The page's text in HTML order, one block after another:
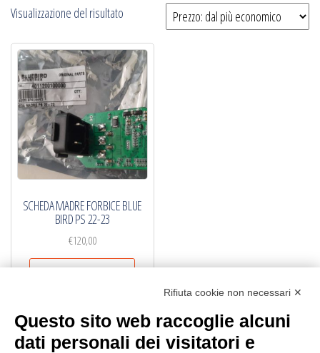
Visualizzazione del risultato
SCHEDA MADRE FORBICE BLUE
BIRD PS 22-23
€120,00
Rifiuta cookie non necessari ✕
Questo sito web raccoglie alcuni
dati personali dei visitatori e